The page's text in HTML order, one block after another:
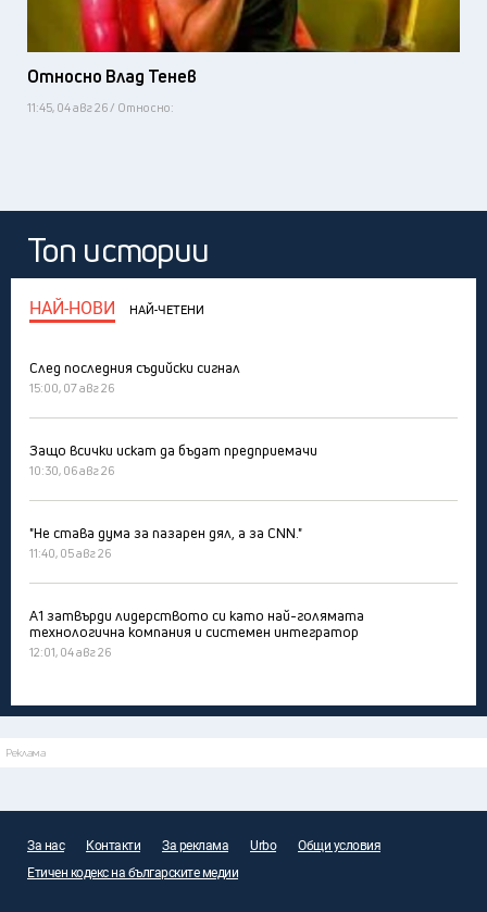
Относно Влад Тенев
11:45, 04 авг 26 / Относно:
Топ истории
НАЙ-НОВИ НАЙ-ЧЕТЕНИ
След последния съдийски сигнал
15:00, 07 авг 26
Защо всички искат да бъдат предприемачи
10:30, 06 авг 26
"Не става дума за пазарен дял, а за CNN."
11:40, 05 авг 26
А1 затвърди лидерството си като най-голямата
технологична компания и системен интегратор
12:01, 04 авг 26
Реклама
За нас Контакти За реклама Urbo
Общи условия
Етичен кодекс на българските медии